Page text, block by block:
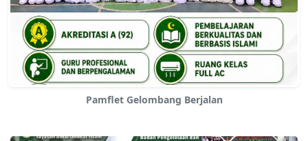
Pamflet Gelombang Berjalan